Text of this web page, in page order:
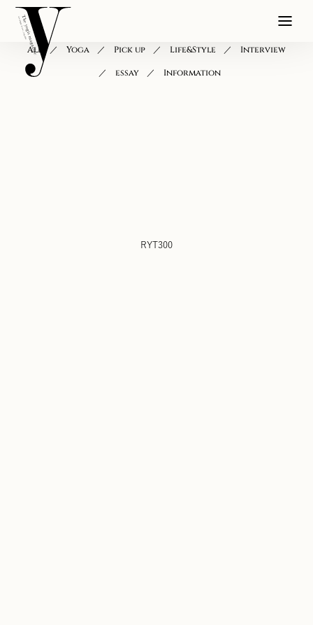
All Yoga Pick up Life&Style Interview
essay Information
RYT300